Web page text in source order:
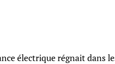
électrique régnait dans